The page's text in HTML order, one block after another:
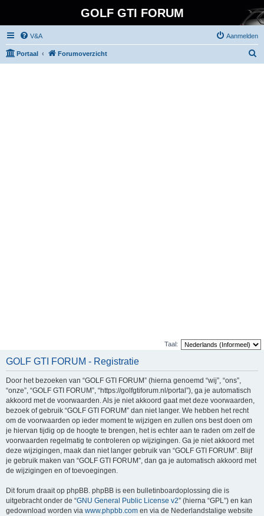
GOLF GTI FORUM
V&A Aanmelden
Portaal Forumoverzicht
Taal:
GOLF GTI FORUM - Registratie
Door het bezoeken van “GOLF GTI FORUM” (hierna genoemd “wij”, “ons”,
“onze”, “GOLF GTI FORUM”, “https://golfgtiforum.nl/portal”), ga je automatisch
akkoord met de voorwaarden. Als je niet akkoord gaat met deze voorwaarden,
bezoek of gebruik “GOLF GTI FORUM” dan niet langer. We hebben het recht
om de voorwaarden op ieder moment te wijzigen en zullen ons best doen om
je hiervan tijdig op de hoogte te brengen, het is echter aan te raden om zelf de
voorwaarden regelmatig te controleren op wijzigingen. Ga je niet akkoord met
deze wijzigingen, maak dan niet langer gebruik van “GOLF GTI FORUM”. Blijf
je gebruik maken van “GOLF GTI FORUM”, dan ga je automatisch akkoord met
de wijzigingen en of toevoegingen.
Dit forum draait op phpBB. phpBB is een bulletinboardoplossing die is
uitgebracht onder de “GNU General Public License v2” (hierna “GPL”) en kan
gedownload worden via www.phpbb.com en via de Nederlandstalige website